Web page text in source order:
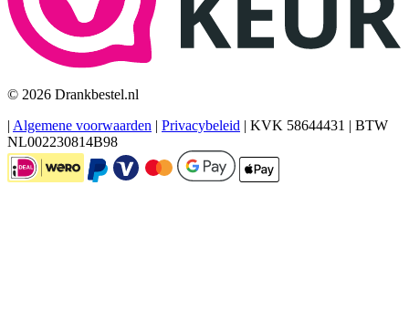
© 2026 Drankbestel.nl
| Algemene voorwaarden | Privacybeleid | KVK 58644431 | BTW
NL002230814B98